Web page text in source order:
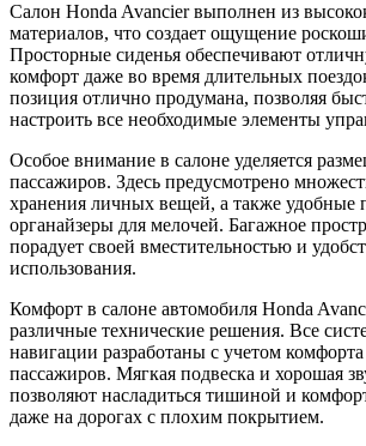
Салон Honda Avancier выполнен из
материалов, что создает ощущение
Просторные сиденья обеспечивают
комфорт даже во время длительных
позиция отлично продумана, позволяя
настроить все необходимые элементы
Особое внимание в салоне уделяется
пассажиров. Здесь предусмотрено
хранения личных вещей, а также удобные
органайзеры для мелочей. Багажное
порадует своей вместительностью и
использования.
Комфорт в салоне автомобиля Honda
различные технические решения. Все
навигации разработаны с учетом
пассажиров. Мягкая подвеска и хорошая
позволяют насладиться тишиной и
даже на дорогах с плохим покрытием.